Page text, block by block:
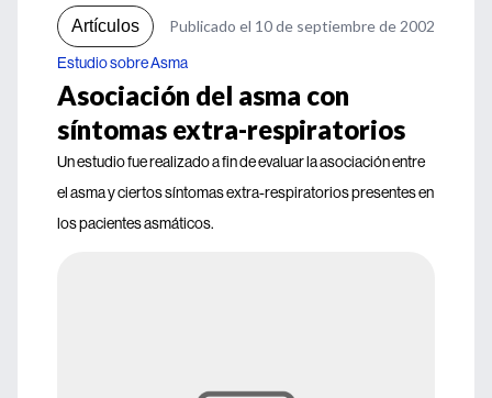
Artículos Publicado el 10 de septiembre de 2002
Estudio sobre Asma
Asociación del asma con
síntomas extra-respiratorios
Un estudio fue realizado a fin de evaluar la asociación entre
el asma y ciertos síntomas extra-respiratorios presentes en
los pacientes asmáticos.